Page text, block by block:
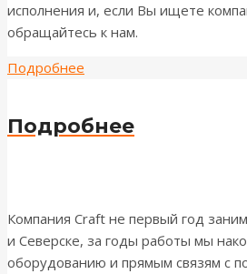
исполнения и, если Вы ищете
обращайтесь к нам.
Подробнее
Подробнее
Компания Craft не первый год
и Северске, за годы работы мы
оборудованию и прямым связям с